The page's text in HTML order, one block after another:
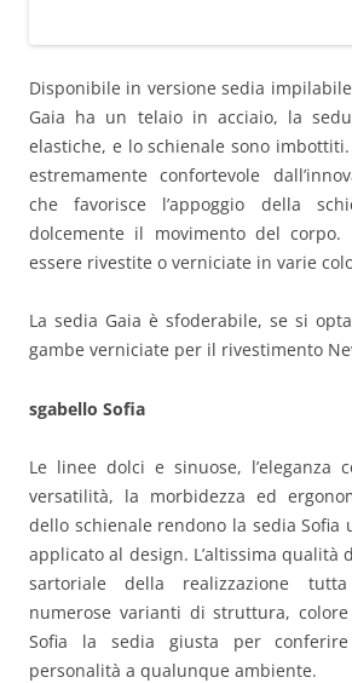
Disponibile in versione sedia
Gaia ha un telaio in acciaio, la
elastiche, e lo schienale sono
estremamente confortevole
che favorisce l’appoggio della
dolcemente il movimento del corpo.
essere rivestite o verniciate in varie
La sedia Gaia è sfoderabile, se si
gambe verniciate per il rivestimento
sgabello Sofia
Le linee dolci e sinuose, l’eleganza
versatilità, la morbidezza ed
dello schienale rendono la sedia Sofia
applicato al design. L’altissima qualità
sartoriale della realizzazione
numerose varianti di struttura,
Sofia la sedia giusta per
personalità a qualunque ambiente.